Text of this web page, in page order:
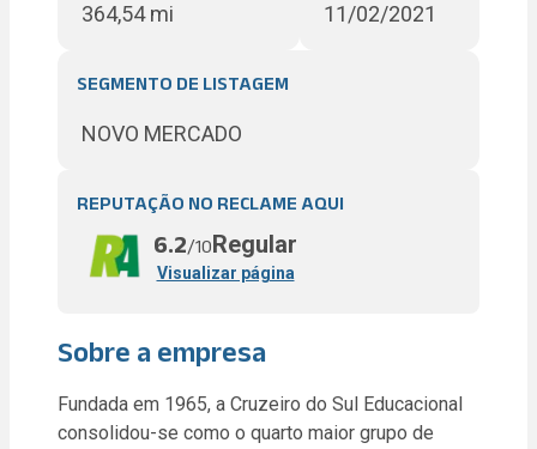
364,54 mi 11/02/2021
SEGMENTO DE LISTAGEM
NOVO MERCADO
REPUTAÇÃO NO RECLAME AQUI
6.2/10Regular
Visualizar página
Sobre a empresa
Fundada em 1965, a Cruzeiro do Sul Educacional
consolidou-se como o quarto maior grupo de